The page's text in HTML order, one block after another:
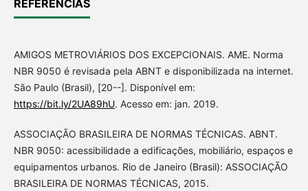
REFERÊNCIAS
AMIGOS METROVIÁRIOS DOS EXCEPCIONAIS. AME. Norma
NBR 9050 é revisada pela ABNT e disponibilizada na internet.
São Paulo (Brasil), [20--]. Disponível em:
https://bit.ly/2UA89hU. Acesso em: jan. 2019.
ASSOCIAÇÃO BRASILEIRA DE NORMAS TÉCNICAS. ABNT.
NBR 9050: acessibilidade a edificações, mobiliário, espaços e
equipamentos urbanos. Rio de Janeiro (Brasil): ASSOCIAÇÃO
BRASILEIRA DE NORMAS TÉCNICAS, 2015.